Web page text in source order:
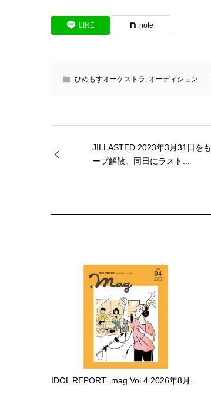
LINE note
ひめもすオーケストラ , オーディション
JILLASTED 2023年3月31日を
ープ解散。同日にラスト...
IDOL REPORT .mag Vol.4 2026年8月...